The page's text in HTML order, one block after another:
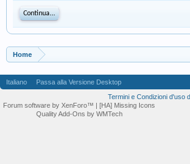
Continua...
Home
Italiano Passa alla Versione Desktop
Termini e Condizioni d'uso
Forum software by XenForo™ | [HA] Missing Icons
Quality Add-Ons by WMTech